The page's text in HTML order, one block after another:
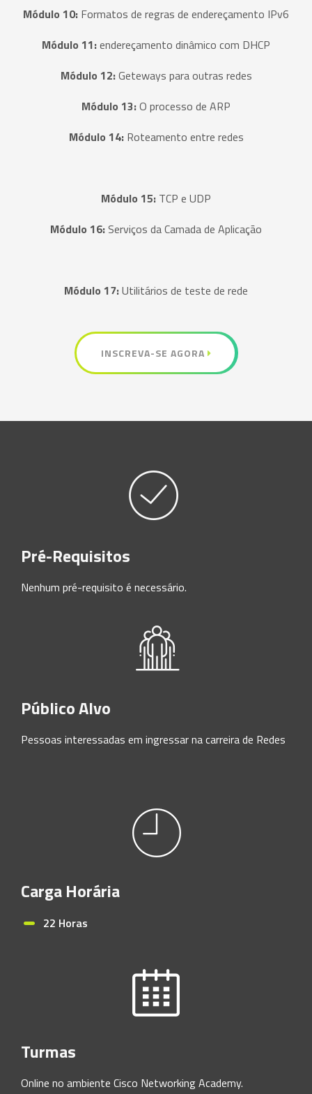
Módulo 10: Formatos de regras de endereçamento IPv6
Módulo 11:endereçamento dinâmico com DHCP
Módulo 12:Geteways para outras redes
Módulo 13:O processo de ARP
Módulo 14: Roteamento entre redes
Módulo 15: TCP e UDP
Módulo 16: Serviços da Camada de Aplicação
Módulo 17:Utilitários de teste de rede
INSCREVA-SE AGORA
Pré-Requisitos
Nenhum pré-requisito é necessário.
Público Alvo
Pessoas interessadas em ingressar na carreira de Redes
Carga Horária
22 Horas
Turmas
Online no ambiente Cisco Networking Academy.